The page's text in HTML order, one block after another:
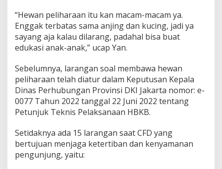
“Hewan peliharaan itu kan macam-macam ya.
Enggak terbatas sama anjing dan kucing, jadi ya
sayang aja kalau dilarang, padahal bisa buat
edukasi anak-anak,” ucap Yan.
Sebelumnya, larangan soal membawa hewan
peliharaan telah diatur dalam Keputusan Kepala
Dinas Perhubungan Provinsi DKI Jakarta nomor: e-
0077 Tahun 2022 tanggal 22 Juni 2022 tentang
Petunjuk Teknis Pelaksanaan HBKB.
Setidaknya ada 15 larangan saat CFD yang
bertujuan menjaga ketertiban dan kenyamanan
pengunjung, yaitu: